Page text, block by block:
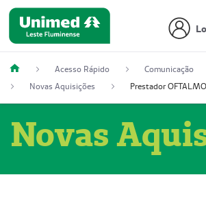
Acesso Rápido
Comunicação
Novas Aquisições
Novas